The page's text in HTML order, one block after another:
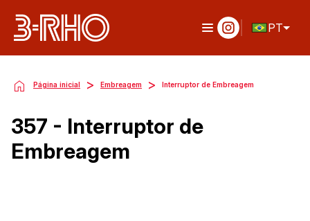
PT
Página inicial > Embreagem > Interruptor de Embreagem
357 - Interruptor de
Embreagem